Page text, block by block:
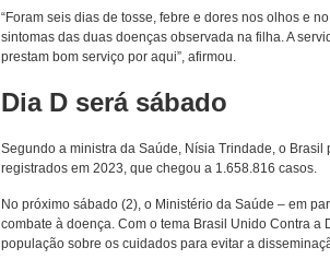
“Foram seis dias de tosse, febre e dores nos olhos e
sintomas das duas doenças observada na filha. A
prestam bom serviço por aqui”, afirmou.
Dia D será sábado
Segundo a ministra da Saúde, Nísia Trindade, o
registrados em 2023, que chegou a 1.658.816 casos.
No próximo sábado (2), o Ministério da Saúde – em
combate à doença. Com o tema Brasil Unido Contra
população sobre os cuidados para evitar a